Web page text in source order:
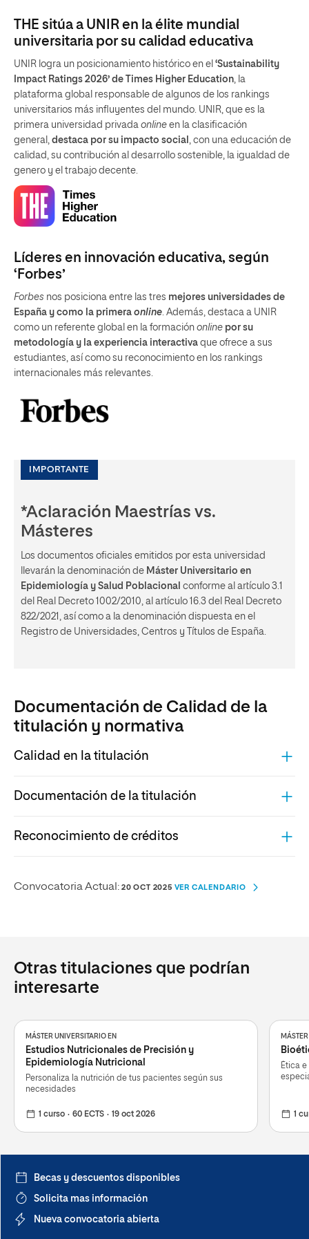
THE sitúa a UNIR en la élite mundial
universitaria por su calidad educativa
UNIR logra un posicionamiento histórico en el ‘Sustainability
Impact Ratings 2026’ de Times Higher Education, la
plataforma global responsable de algunos de los rankings
universitarios más influyentes del mundo. UNIR, que es la
primera universidad privada online en la clasificación
general, destaca por su impacto social , con una educación de
calidad, su contribución al desarrollo sostenible, la igualdad de
genero y el trabajo decente.
Líderes en innovación educativa, según
‘Forbes’
Forbes nos posiciona entre las tres mejores universidades de
España y como la primera online . Además, destaca a UNIR
como un referente global en la formación online por su
metodología y la experiencia interactiva que ofrece a sus
estudiantes, así como su reconocimiento en los rankings
internacionales más relevantes.
IMPORTANTE
*Aclaración Maestrías vs.
Másteres
Los documentos oficiales emitidos por esta universidad
llevarán la denominación de Máster Universitario en
Epidemiología y Salud Poblacional conforme al artículo 3.1
del Real Decreto 1002/2010, al artículo 16.3 del Real Decreto
822/2021, así como a la denominación dispuesta en el
Registro de Universidades, Centros y Títulos de España.
Documentación de Calidad de la
titulación y normativa
Calidad en la titulación
COMPONENTES UCT
Documentación de la titulación
MEMORIA
ARCHIVO
AUTORIZACIÓN DE LA IMPLANTACIÓN C. A.
ARCHIVO
ARCHIVO
PUBLICACIÓN PLAN DE ESTUDIOS BOE
ARCHIVO
PUBLICACIÓN PLAN DE ESTUDIOS BOR
ARCHIVO
UNIVERSIDADES (MODIFICACIÓN 05/05/2025)
ARCHIVO
Reconocimiento de créditos
UNIVERSITARIO EN EPIDEMIOLOGÍA Y SALUD PÚBLICA
Convocatoria Actual: 20 OCT 2025 VER CALENDARIO
Otras titulaciones que podrían
interesarte
MÁSTER UNIVERSITARIO EN
Estudios Nutricionales de Precisión y
Epidemiología Nutricional
Personaliza la nutrición de tus pacientes según sus
necesidades
1 curso 60 ECTS 19 oct 2026
Ética
1
Becas y descuentos disponibles
Solicita mas información
Nueva convocatoria abierta